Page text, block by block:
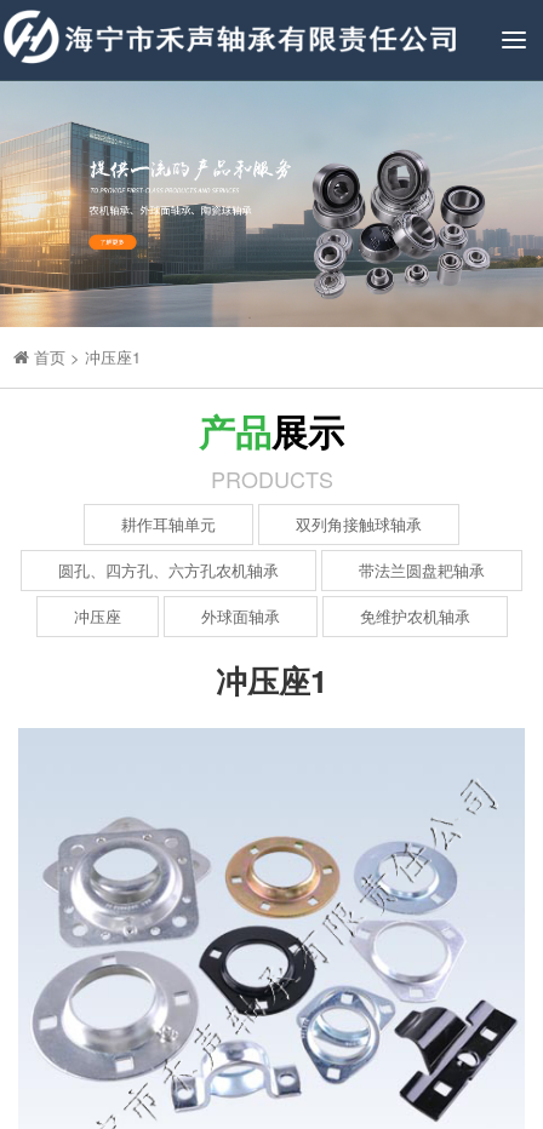
首页 > 冲压座1
产品展示
PRODUCTS
耕作耳轴单元
双列角接触球轴承
圆孔、四方孔、六方孔农机轴承
带法兰圆盘耙轴承
冲压座
外球面轴承 免维护农机轴承
冲压座1